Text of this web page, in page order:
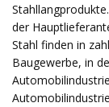
der
Stahl finden in
Baugewerbe, in